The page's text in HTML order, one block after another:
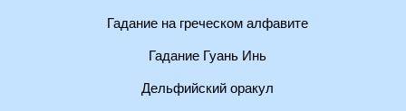
Гадание на греческом алфавите
Гадание Гуань Инь
Дельфийский оракул